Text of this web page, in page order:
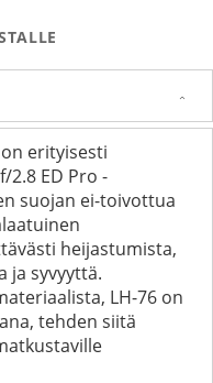
erityisesti
2.8 ED Pro -
suojan ei-toivottua
heijastumista,
ja syvyyttä.
LH-76 on
tehden siitä